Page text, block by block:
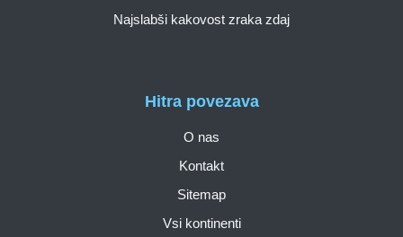
Hitra povezava
O nas
Kontakt
Sitemap
Vsi kontinenti
Najslabši kakovost zraka zdaj